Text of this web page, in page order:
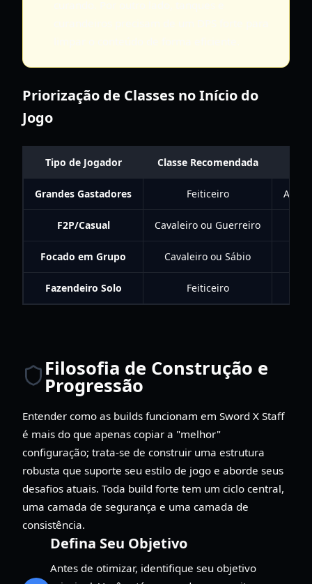
Priorização de Classes no Início do
Jogo
Tipo de Jogador Classe Recomendada
Grandes Gastadores Feiticeiro Alta
F2P/Casual Cavaleiro ou Guerreiro
Focado em Grupo Cavaleiro ou Sábio
Fazendeiro Solo Feiticeiro
Filosofia de Construção e
Progressão
Entender como as builds funcionam em Sword X Staff
é mais do que apenas copiar a "melhor"
configuração; trata-se de construir uma estrutura
robusta que suporte seu estilo de jogo e aborde seus
desafios atuais. Toda build forte tem um ciclo central,
uma camada de segurança e uma camada de
consistência.
Defina Seu Objetivo
Antes de otimizar, identifique seu objetivo